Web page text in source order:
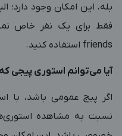
بله، این امکان وجود دارد؛
friends استفاده کنید.
آیا می‌توانم استوری پیجی
اگر پیج عمومی باشد، با
نسبت به مشاهده